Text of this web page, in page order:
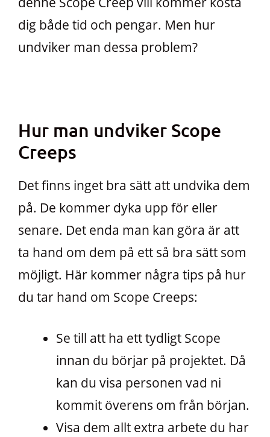
dig både tid och pengar. Men hur
undviker man dessa problem?
Hur man undviker Scope
Creeps
Det finns inget bra sätt att undvika dem
på. De kommer dyka upp för eller
senare. Det enda man kan göra är att
ta hand om dem på ett så bra sätt som
möjligt. Här kommer några tips på hur
du tar hand om Scope Creeps:
Se till att ha ett tydligt Scope
innan du börjar på projektet. Då
kan du visa personen vad ni
kommit överens om från början.
Visa dem allt extra arbete du har